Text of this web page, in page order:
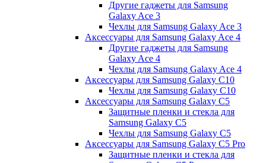
Другие гаджеты для Samsung
Galaxy Ace 3
Чехлы для Samsung Galaxy Ace 3
Аксессуары для Samsung Galaxy Ace 4
Другие гаджеты для Samsung
Galaxy Ace 4
Чехлы для Samsung Galaxy Ace 4
Аксессуары для Samsung Galaxy C10
Чехлы для Samsung Galaxy C10
Аксессуары для Samsung Galaxy C5
Защитные пленки и стекла для
Samsung Galaxy C5
Чехлы для Samsung Galaxy C5
Аксессуары для Samsung Galaxy C5 Pro
Защитные пленки и стекла для